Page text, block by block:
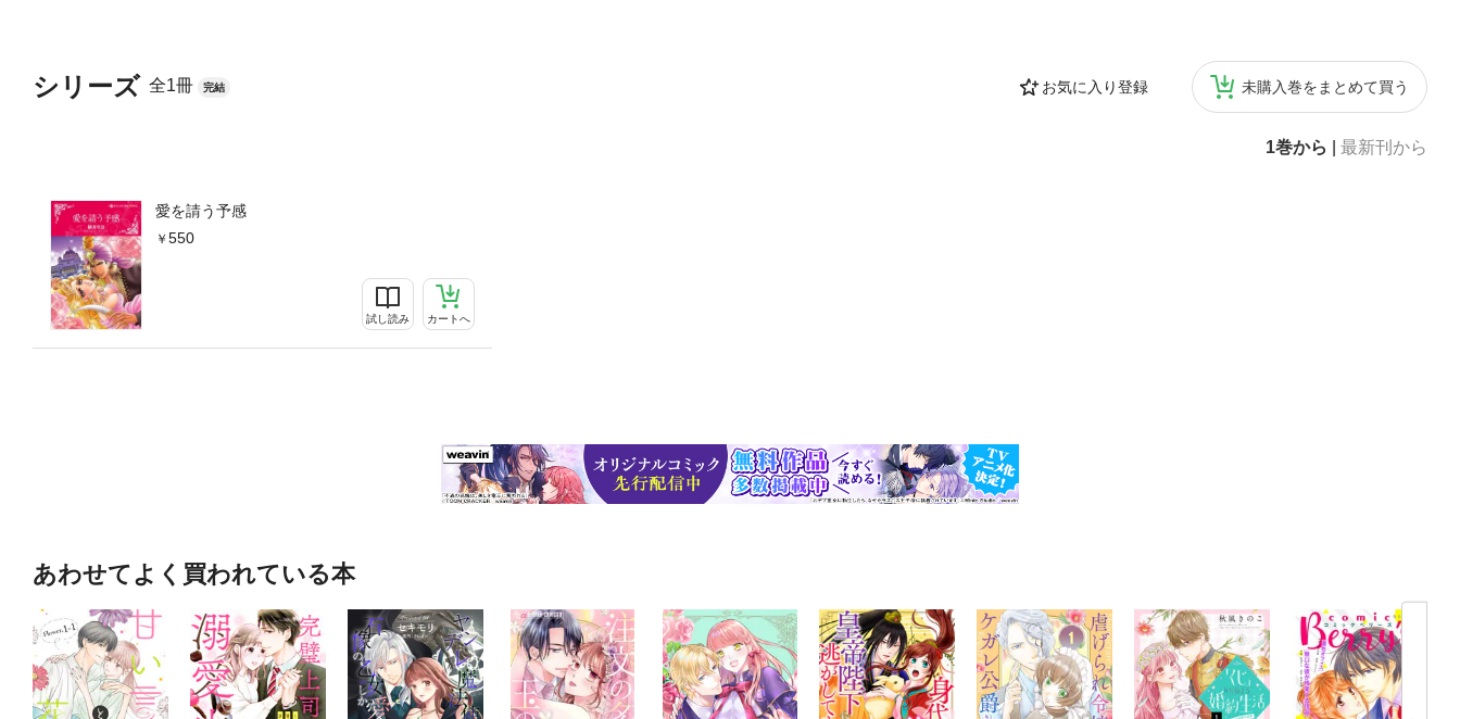
シリーズ 全1冊 完結 お気に入り登録 未購入巻をまとめて買う
1巻から 最新刊から
愛を請う予感
550
試し読み カートへ
あわせてよく買われている本